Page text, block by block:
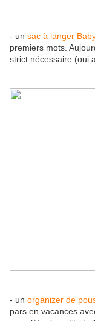
- un sac à langer
premiers mots.
strict nécessaire (oui
- un organizer de
pars en vacances